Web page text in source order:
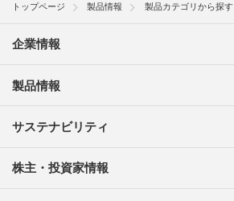
トップページ 製品情報 製品カテゴリから探す
企業情報
製品情報
サステナビリティ
株主・投資家情報